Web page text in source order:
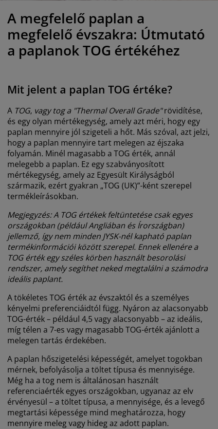
bútorok
és kiegészítők
világítás
A megfelelő paplan a
megfelelő évszakra: Útmutató
a paplanok TOG értékéhez
Mit jelent a paplan TOG értéke?
A TOG, vagy tog a "Thermal Overall Grade"rövidítése,
és egy olyan mértékegység, amely azt méri, hogy egy
paplan mennyire jól szigeteli a hőt. Más szóval, azt jelzi,
hogy a paplan mennyire tart melegen az éjszaka
folyamán. Minél magasabb a TOG érték, annál
melegebb a paplan. Ez egy szabványosított
mértékegység, amely az Egyesült Királyságból
származik, ezért gyakran „TOG (UK)”-ként szerepel
termékleírásokban.
Megjegyzés: A TOG értékek feltüntetése csak egyes
országokban (például Angliában és Írországban)
jellemző, így nem minden JYSK-nél kapható paplan
termékinformációi között szerepel. Ennek ellenére a
TOG érték egy széles körben használt besorolási
rendszer, amely segíthet neked megtalálni a számodra
ideális paplant.
A tökéletes TOG érték az évszaktól és a személyes
kényelmi preferenciáidtól függ. Nyáron az alacsonyabb
TOG-érték – például 4,5 vagy alacsonyabb – az ideális,
míg télen a 7-es vagy magasabb TOG-érték ajánlott a
melegen tartás érdekében.
A paplan hőszigetelési képességét, amelyet togokban
mérnek, befolyásolja a töltet típusa és mennyisége.
Még ha a tog nem is általánosan használt
referenciaérték egyes országokban, ugyanaz az elv
érvényesül – a töltet típusa, a mennyisége, és a levegő
megtartási képessége mind meghatározza, hogy
mennyire meleg vagy hideg az adott paplan.